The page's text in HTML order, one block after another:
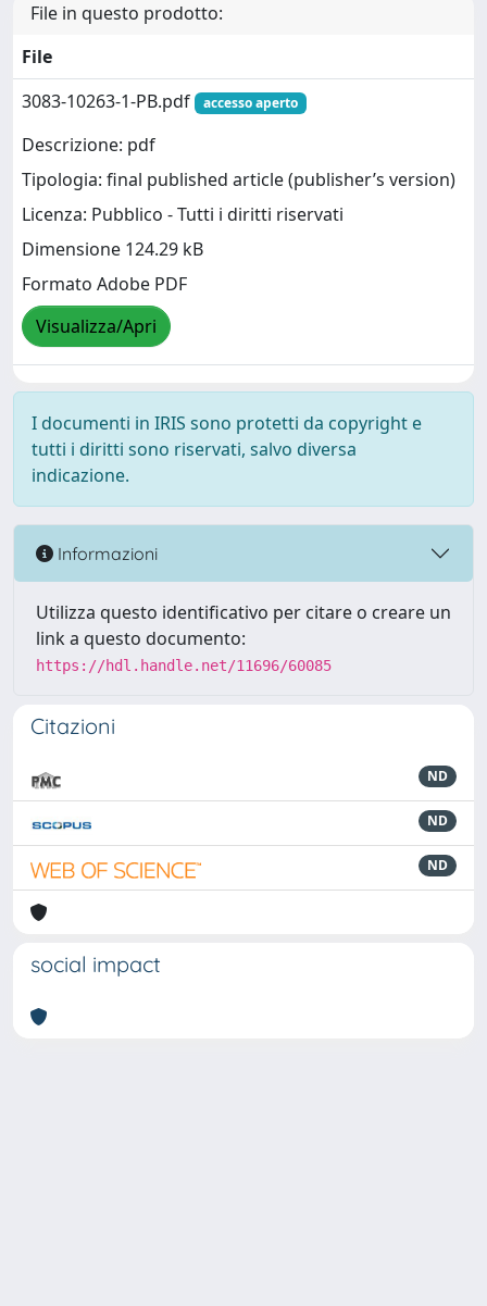
File in questo prodotto:
File
3083-10263-1-PB.pdf
accesso aperto
Descrizione: pdf
Tipologia: final published article (publisher’s version)
Licenza: Pubblico - Tutti i diritti riservati
Dimensione 124.29 kB
Formato Adobe PDF
Visualizza/Apri
I documenti in IRIS sono protetti da copyright e
tutti i diritti sono riservati, salvo diversa
indicazione.
Informazioni
Utilizza questo identificativo per citare o creare un
link a questo documento:
https://hdl.handle.net/11696/60085
Citazioni
ND
ND
ND
social impact